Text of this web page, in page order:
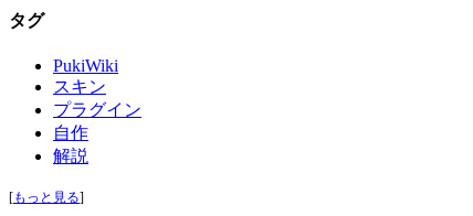
タグ
PukiWiki
スキン
プラグイン
自作
解説
[もっと見る]